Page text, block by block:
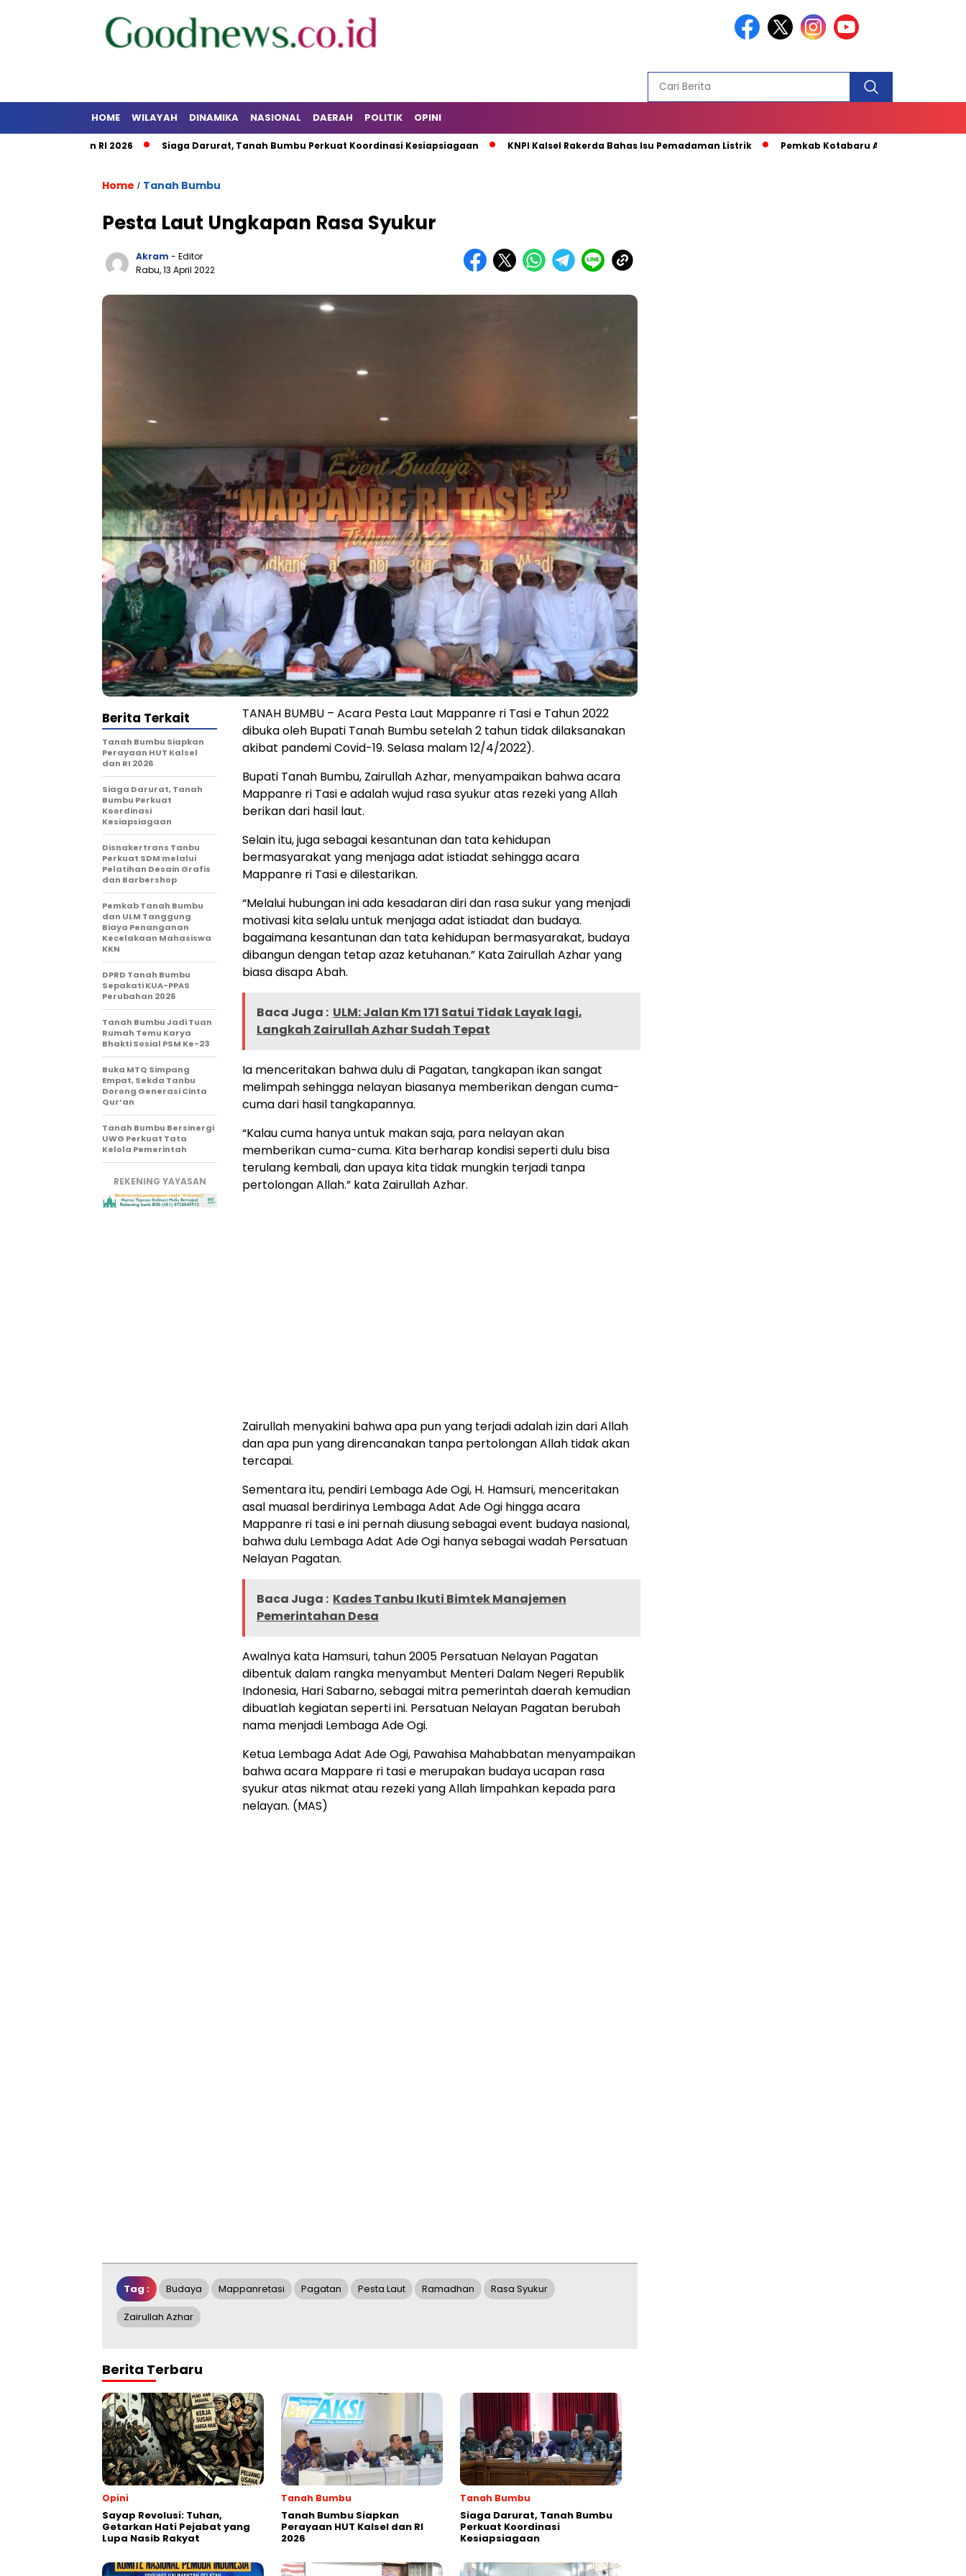
HOME WILAYAH DINAMIKA NASIONAL DAERAH POLITIK OPINI
Siaga Darurat, Tanah Bumbu Perkuat Koordinasi Kesiapsiagaan KNPI Kalsel Rakerda Bahas Isu Pemadaman Listrik Pemkab Kotabaru Apresiasi Kunjungan Kapal
Home / Tanah Bumbu
Pesta Laut Ungkapan Rasa Syukur
Akram - Editor
Rabu, 13 April 2022
TANAH BUMBU – Acara Pesta Laut Mappanre ri Tasi e Tahun 2022
dibuka oleh Bupati Tanah Bumbu setelah 2 tahun tidak dilaksanakan
akibat pandemi Covid-19. Selasa malam 12/4/2022).
Bupati Tanah Bumbu, Zairullah Azhar, menyampaikan bahwa acara
Mappanre ri Tasi e adalah wujud rasa syukur atas rezeki yang Allah
berikan dari hasil laut.
Selain itu, juga sebagai kesantunan dan tata kehidupan
bermasyarakat yang menjaga adat istiadat sehingga acara
Mappanre ri Tasi e dilestarikan.
“Melalui hubungan ini ada kesadaran diri dan rasa sukur yang menjadi
motivasi kita selalu untuk menjaga adat istiadat dan budaya.
bagaimana kesantunan dan tata kehidupan bermasyarakat, budaya
dibangun dengan tetap azaz ketuhanan.” Kata Zairullah Azhar yang
biasa disapa Abah.
Baca Juga : ULM: Jalan Km 171 Satui Tidak Layak lagi,
Langkah Zairullah Azhar Sudah Tepat
Ia menceritakan bahwa dulu di Pagatan, tangkapan ikan sangat
melimpah sehingga nelayan biasanya memberikan dengan cuma-
cuma dari hasil tangkapannya.
“Kalau cuma hanya untuk makan saja, para nelayan akan
memberikan cuma-cuma. Kita berharap kondisi seperti dulu bisa
terulang kembali, dan upaya kita tidak mungkin terjadi tanpa
pertolongan Allah.” kata Zairullah Azhar.
Zairullah menyakini bahwa apa pun yang terjadi adalah izin dari Allah
dan apa pun yang direncanakan tanpa pertolongan Allah tidak akan
tercapai.
Sementara itu, pendiri Lembaga Ade Ogi, H. Hamsuri, menceritakan
asal muasal berdirinya Lembaga Adat Ade Ogi hingga acara
Mappanre ri tasi e ini pernah diusung sebagai event budaya nasional,
bahwa dulu Lembaga Adat Ade Ogi hanya sebagai wadah Persatuan
Nelayan Pagatan.
Baca Juga : Kades Tanbu Ikuti Bimtek Manajemen
Pemerintahan Desa
Awalnya kata Hamsuri, tahun 2005 Persatuan Nelayan Pagatan
dibentuk dalam rangka menyambut Menteri Dalam Negeri Republik
Indonesia, Hari Sabarno, sebagai mitra pemerintah daerah kemudian
dibuatlah kegiatan seperti ini. Persatuan Nelayan Pagatan berubah
nama menjadi Lembaga Ade Ogi.
Ketua Lembaga Adat Ade Ogi, Pawahisa Mahabbatan menyampaikan
bahwa acara Mappare ri tasi e merupakan budaya ucapan rasa
syukur atas nikmat atau rezeki yang Allah limpahkan kepada para
nelayan. (MAS)
Berita Terkait
Tanah Bumbu Siapkan
Perayaan HUT Kalsel
dan RI 2026
Siaga Darurat, Tanah
Bumbu Perkuat
Koordinasi
Kesiapsiagaan
Disnakertrans Tanbu
Perkuat SDM melalui
Pelatihan Desain Grafis
dan Barbershop
Pemkab Tanah Bumbu
dan ULM Tanggung
Biaya Penanganan
Kecelakaan Mahasiswa
KKN
DPRD Tanah Bumbu
Sepakati KUA-PPAS
Perubahan 2026
Tanah Bumbu Jadi Tuan
Rumah Temu Karya
Bhakti Sosial PSM Ke-23
Buka MTQ Simpang
Empat, Sekda Tanbu
Dorong Generasi Cinta
Qur’an
Tanah Bumbu Bersinergi
UWG Perkuat Tata
Kelola Pemerintah
REKENING YAYASAN
Tag : Budaya Mappanretasi Pagatan Pesta Laut Ramadhan Rasa Syukur
Zairullah Azhar
Berita Terbaru
Opini
Sayap Revolusi: Tuhan,
Getarkan Hati Pejabat yang
Lupa Nasib Rakyat
Tanah Bumbu
Tanah Bumbu Siapkan
Perayaan HUT Kalsel dan RI
2026
Tanah Bumbu
Siaga Darurat, Tanah Bumbu
Perkuat Koordinasi
Kesiapsiagaan